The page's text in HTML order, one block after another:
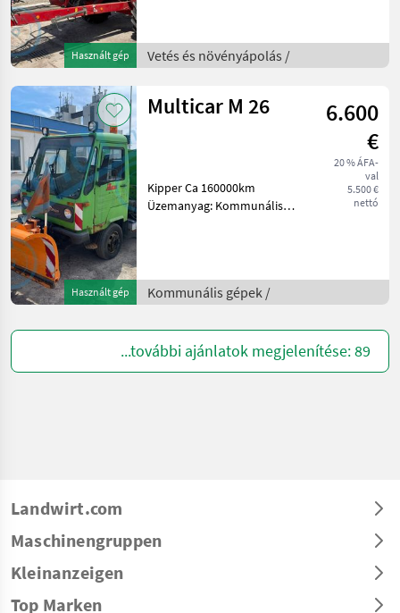
Használt gép
növényápolás
Szemenkéntvető gép
Vetés és növényápolás /
Használt gép
Multicar M 26
6.600
€
20 % ÁFA-
val
5.500 €
nettó
Kipper Ca 160000km
Üzemanyag: Kommunális
Kommunális gépek /
...további ajánlatok megjelenítése: 89
Landwirt.com
Maschinengruppen
Kleinanzeigen
Top Marken